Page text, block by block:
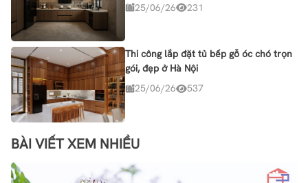
25/06/26
231
Thi công lắp đặt tủ bếp gỗ óc chó trọn
gói, đẹp ở Hà Nội
25/06/26
537
BÀI VIẾT XEM NHIỀU